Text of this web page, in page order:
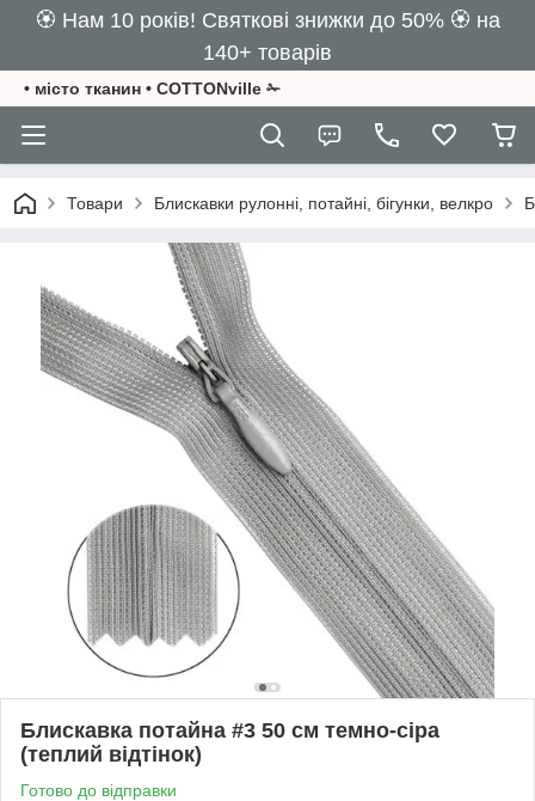
🏵️ Нам 10 років! Святкові знижки до 50% 🏵️ на
140+ товарів
• місто тканин • COTTONville ✁
Товари Блискавки рулонні, потайні, бігунки, велкро
Блискавка потайна #3 50 см темно-сіра
(теплий відтінок)
Готово до відправки